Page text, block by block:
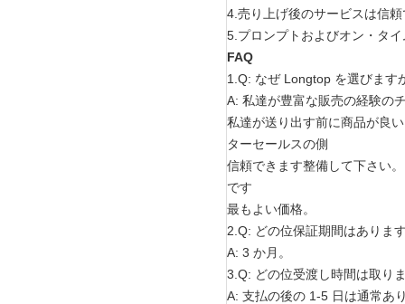
4.売り上げ後のサービスは信
5.プロンプトおよびオン・タ
FAQ
1.Q: なぜ Longtop を選びます
A: 私達が豊富な販売の経験の
私達が送り出す前に商品が良
ターセールスの側
信頼できます整備して下さい
です
最もよい価格。
2.Q: どの位保証期間はありま
A: 3 か月。
3.Q: どの位受渡し時間は取り
A: 支払の後の 1-5 日は通常あ